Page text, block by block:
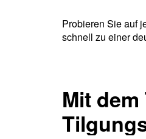
Probieren Sie auf
schnell zu einer
Mit